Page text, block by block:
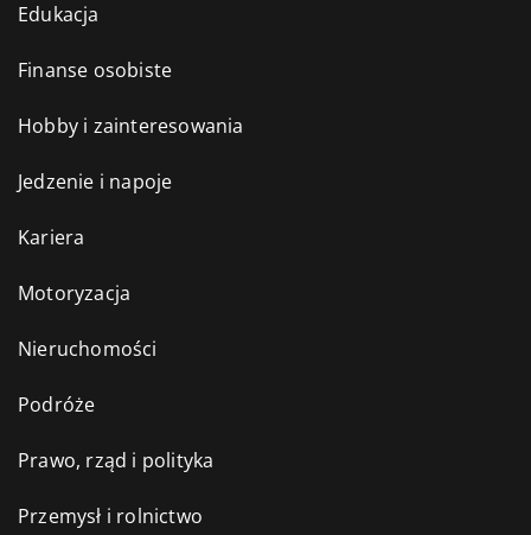
Edukacja
Finanse osobiste
Hobby i zainteresowania
Jedzenie i napoje
Kariera
Motoryzacja
Nieruchomości
Podróże
Prawo, rząd i polityka
Przemysł i rolnictwo